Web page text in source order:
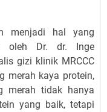
menjadi hal yang
oleh Dr. dr. Inge
gizi klinik MRCCC
merah kaya protein,
merah tidak hanya
yang baik, tetapi